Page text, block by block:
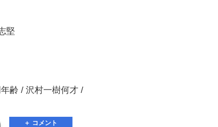
堅
齢 / 沢村一樹何才 /
＋ コメント